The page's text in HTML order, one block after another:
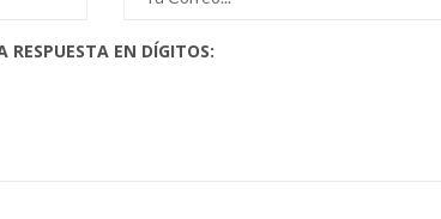
RESPUESTA EN DÍGITOS: